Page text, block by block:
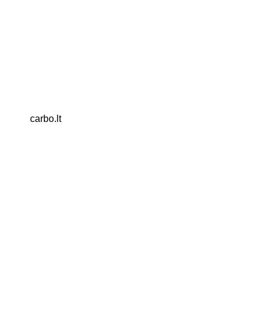
carbo.lt